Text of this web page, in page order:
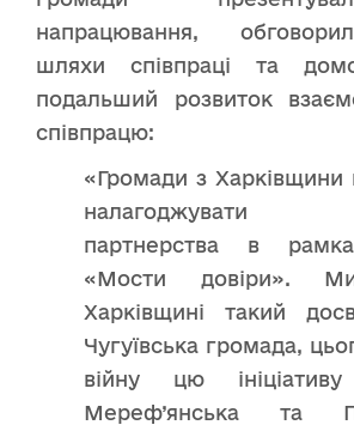
напрацювання,
шляхи співпраці та
подальший розвиток
співпрацю:
«Громади з
налагоджувати
партнерства в
«Мости довіри».
Харківщині такий
Чугуївська громада,
війну цю ініціативу
Мереф’янська та